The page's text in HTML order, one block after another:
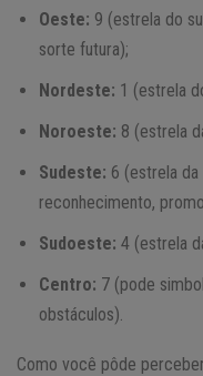
Oeste: 9 (estrela do
sorte futura);
Nordeste: 1 (estrela
Noroeste: 8 (estrela
Sudeste: 6 (estrela da
reconhecimento,
Sudoeste: 4 (estrela
Centro: 7 (pode
obstáculos).
Como você pôde